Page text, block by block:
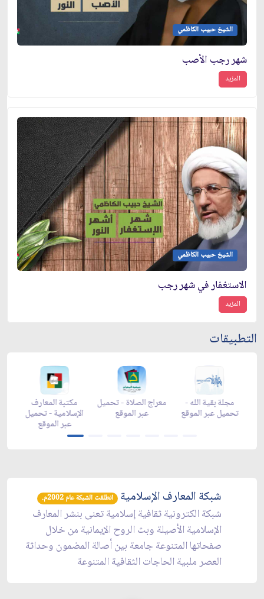
الشيخ حبيب الكاظمي
شهر رجب الأصب
المزيد
الشيخ حبيب الكاظمي
الاستغفار في شهر رجب
المزيد
التطبيقات
مكتبة
الإسلامية -
معراج الصلاة - تحميل
عبر الموقع
مجلة بقية الله -
تحميل عبر الموقع
رمضان -
عبر الموقع
شبكة المعارف الإسلامية انطلقت الشبكة عام 2002م.
شبكة الكترونية ثقافية إسلامية تعنى بنشر المعارف
الإسلامية الأصيلة وبث الروح الإيمانية من خلال
صفحاتها المتنوعة جامعة بين أصالة المضمون وحداثة
العصر ملبية الحاجات الثقافية المتنوعة